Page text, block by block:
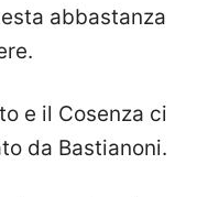
abbastanza
e il Cosenza ci
da Bastianoni.